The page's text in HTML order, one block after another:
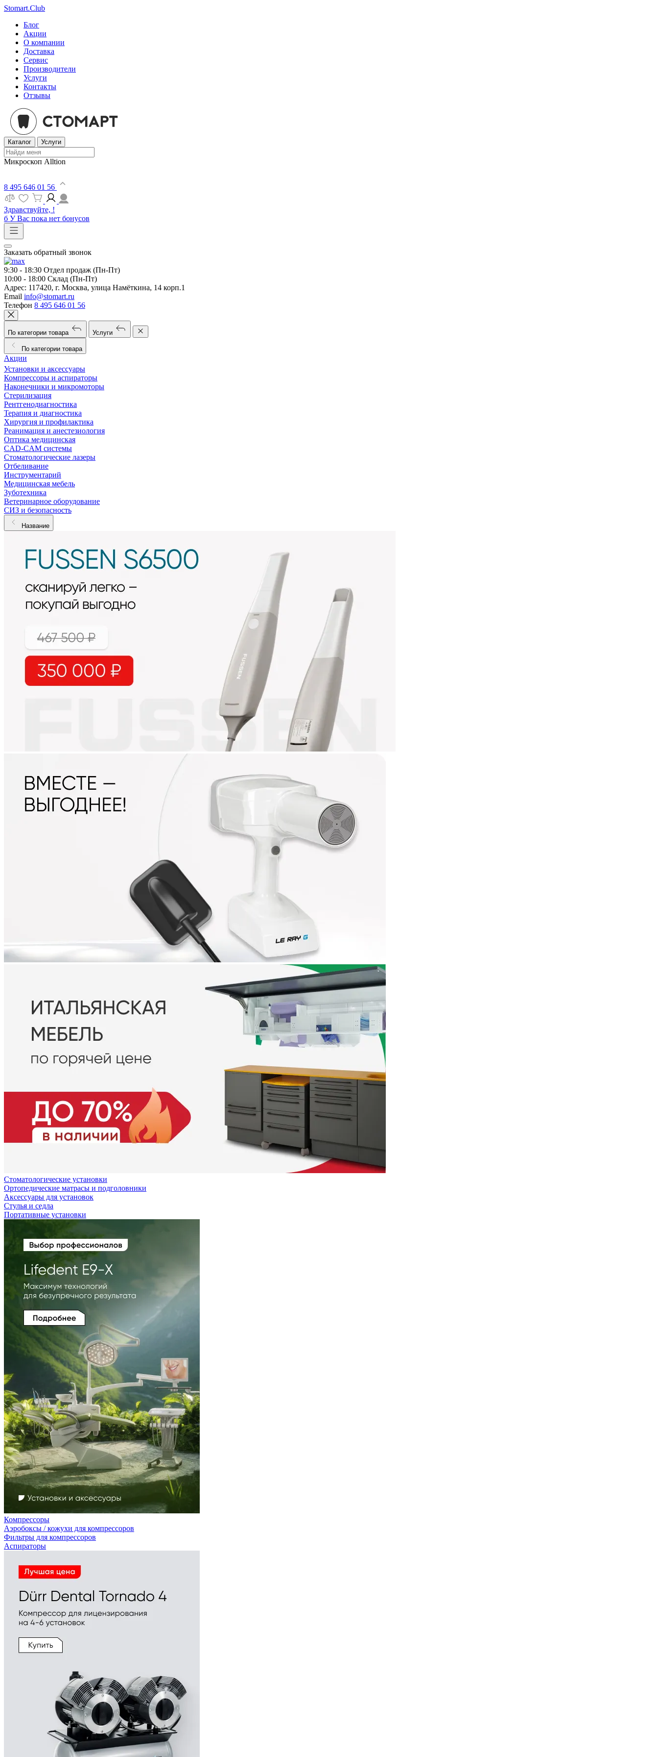
Stomart.Club
Блог
Акции
О компании
Доставка
Сервис
Производители
Услуги
Контакты
Отзывы
Каталог Услуги
Микроскоп Alltion
8 495 646 01 56
Здравствуйте, !
б У Вас пока нет бонусов
Заказать обратный звонок
9:30 - 18:30 Отдел продаж (Пн-Пт)
10:00 - 18:00 Склад (Пн-Пт)
Адрес: 117420, г. Москва, улица Намёткина, 14 корп.1
Email info@stomart.ru
Телефон 8 495 646 01 56
По категории товара Услуги
По категории товара
Акции
Установки и аксессуары
Компрессоры и аспираторы
Наконечники и микромоторы
Стерилизация
Рентгенодиагностика
Терапия и диагностика
Хирургия и профилактика
Реанимация и анестезиология
Оптика медицинская
CAD-CAM системы
Стоматологические лазеры
Отбеливание
Инструментарий
Медицинская мебель
Зуботехника
Ветеринарное оборудование
СИЗ и безопасность
Название
Стоматологические установки
Ортопедические матрасы и подголовники
Аксессуары для установок
Стулья и седла
Портативные установки
Компрессоры
Аэробоксы / кожухи для компрессоров
Фильтры для компрессоров
Аспираторы